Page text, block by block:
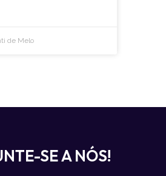
de Melo
SE A NÓS!